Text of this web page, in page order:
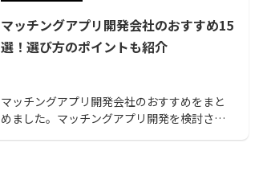
マッチングアプリ開発会社のおすすめ15
選！選び方のポイントも紹介
マッチングアプリ開発会社のおすすめをまと
めました。マッチングアプリ開発を検討され